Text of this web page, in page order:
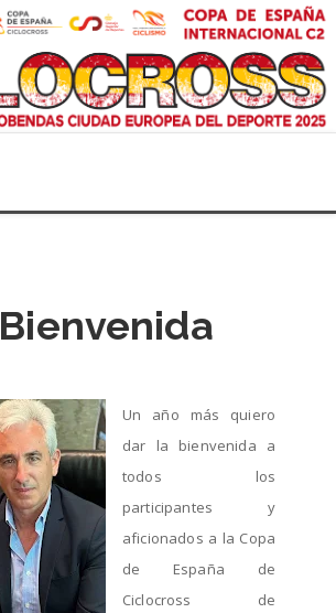
INFORMACIÓN
PATROCINADORES
CLASIFICACIONES
MEDIA
Bienvenida
Un año más quiero
dar la bienvenida a
todos los
participantes y
aficionados a la Copa
de España de
Ciclocross de